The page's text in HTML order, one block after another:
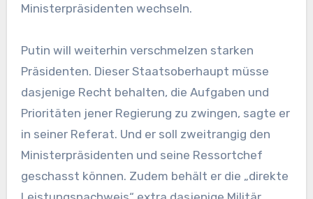
Ministerpräsidenten wechseln.
Putin will weiterhin verschmelzen starken
Präsidenten. Dieser Staatsoberhaupt müsse
dasjenige Recht behalten, die Aufgaben und
Prioritäten jener Regierung zu zwingen, sagte er
in seiner Referat. Und er soll zweitrangig den
Ministerpräsidenten und seine Ressortchef
geschasst können. Zudem behält er die „direkte